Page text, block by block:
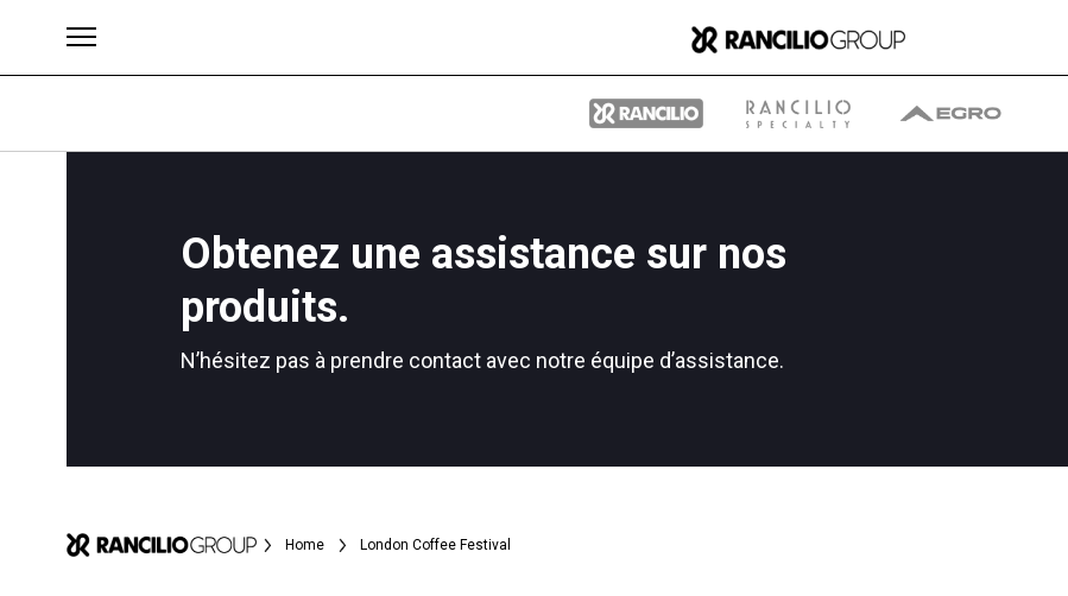
Obtenez une assistance sur nos
produits.
N’hésitez pas à prendre contact avec notre équipe d’assistance.
Home London Coffee Festival
Brands Group